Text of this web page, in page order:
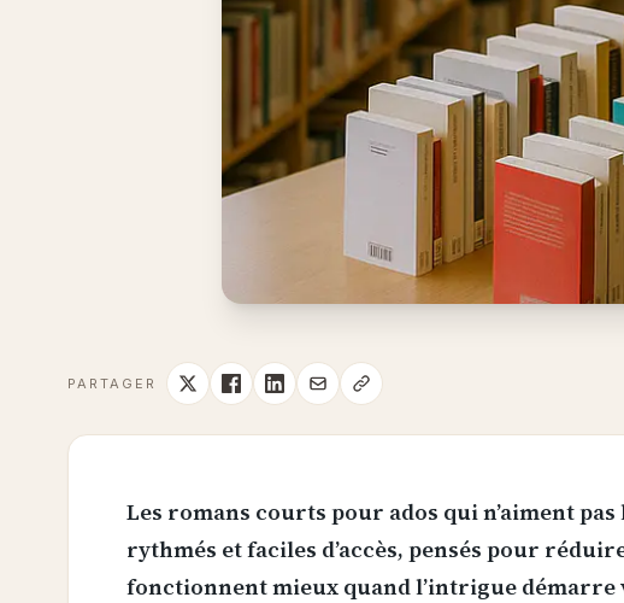
PARTAGER
Les romans courts pour ados qui n’aiment
rythmés et faciles d’accès, pensés pour
fonctionnent mieux quand l’intrigue démarre